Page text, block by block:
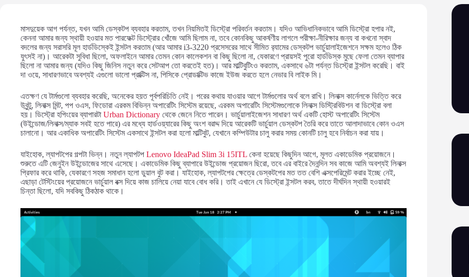
মাসদুয়েক আগ পর্যন্ত, যখন আমি ডেস্কটপ ব্যবহার করতাম, তখন নিয়মিতই ডিস্ট্রো পরিবর্তন করতাম। যদিও আভিধানিকভাবে আমি ডিস্ট্রো হপার নই,
কেননা আমার জন্য স্থায়ী হওয়ার মত পারফেক্ট ডিস্ট্রোর খোঁজে আমি ছিলাম না, তবে কোনকিছু আকর্ষণীয় লাগলে পরীক্ষা-নীরিক্ষার জন্য বা কখনো স্বাদ
বদলের জন্য সরাসরি মূল হার্ডডিস্কেই ইন্সটল করতাম (আর আমার i3-3220 প্রসেসরের সাথে সীমিত র‌্যামের ডেস্কটপ ভার্চুয়ালাইজেশনে সক্ষম হলেও ঠিক
যুৎসই না)। আরেকটা সুবিধা ছিলো, অফলাইনে আমার তেমন কোন কালেকশন বা কিছু ছিলো না, যেকারণে প্রায়সই পুরো হার্ডডিস্ক মুছে ফেলা তেমন ব্যাপার
ছিলো না আমার জন্য (যদিও কিছু জিনিস নতুন করে সেটআপ তো করতেই হত)। আর মাল্টিবুটিংও করতাম, একসাথে ৬টা পর্যন্ত ডিস্ট্রো ইন্সটল করেছি। বাই
দা ওয়ে, সাধারণভাবে অবশ্যই এগুলো ভালো প্রাক্টিস না, পিসিকে প্রোডাক্টিভ কাজে ইউজ করতে হলে নেভার বি লাইক মি।
এতক্ষণ যে টার্মগুলো ব্যবহার করেছি, অনেকের হয়ত পূর্বপরিচিতি নেই। পরের কথায় যাওয়ার আগে টার্মগুলোর অর্থ বলে রাখি। লিনাক্স কার্নেলকে ভিত্তি করে
উবুন্টু, লিনাক্স মিন্ট, পপ ওএস, ফিডোরা এরকম বিভিন্ন অপারেটিং সিস্টেম রয়েছে, এরকম অপারেটিং সিস্টেমগুলোকে লিনাক্স ডিস্ট্রিবিউশন বা ডিস্ট্রো বলা
হয়। ডিস্ট্রো হপিংয়ের ব্যাপারটা Urban Dictionary থেকে জেনে নিতে পারেন। ভার্চুয়ালাইজেশন সাধারণ অর্থ একটি হোস্ট অপারেটিং সিস্টেম
(উইন্ডোজ/লিনাক্স/ম্যাক সবই হতে পারে) এর মধ্যে হার্ডওয়্যারের কিছু অংশ বরাদ্দ দিয়ে আরেকটি ভার্চুয়াল ডেস্কটপ তৈরি করে তাতে আলাদাভাবে কোন ওএস
চালানো। আর একাধিক অপারেটিং সিস্টেম একসাথে ইন্সটল করা হলো মাল্টিবুট, যেখানে কম্পিউটার চালু করার সময় কোনটি চালু হবে নির্বাচন করা যায়।
যাইহোক, ল্যাপটপের গল্পটা ভিন্ন। নতুন ল্যাপটপ Lenovo IdeaPad Slim 3i 15ITL কেনা হয়েছে কিছুদিন আগে, মূলত একাডেমিক প্রয়োজনে।
শুরুতে এটি জেনুইন উইন্ডোজের সাথে এসেছে। একাডেমিক কিছু ব্যাপারে উইন্ডোজ প্রয়োজন ছিরো, তবে এর বাইরে দৈনন্দিন সব কাজে আমি অবশ্যই লিনাক্স
প্রিফার করে থাকি, যেকারণে সহজ সমাধান হলো ডুয়াল বুট করা। যাইহোক, ল্যাপটপের ক্ষেত্রে ডেস্কটপের মত তত বেশি এক্সপেরিমেন্ট করার ইচ্ছে নেই,
এছাড়া টেস্টিংয়ের প্রয়োজনে ভার্চুয়াল বক্স দিয়ে কাজ চালিয়ে নেয়া যাবে বোধ করি। তাই এখানে যে ডিস্ট্রো ইন্সটল করব, তাতে দীর্ঘদিন স্থায়ী হওয়ারই
চিন্তা ছিলো, যদি সবকিছু ঠিকঠাক থাকে।